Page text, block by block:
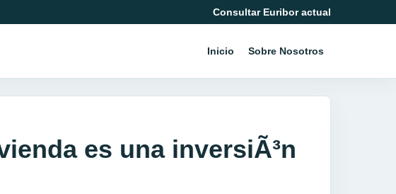
Consultar Euribor actual
Inicio Sobre Nosotros
es una inversiÃ³n